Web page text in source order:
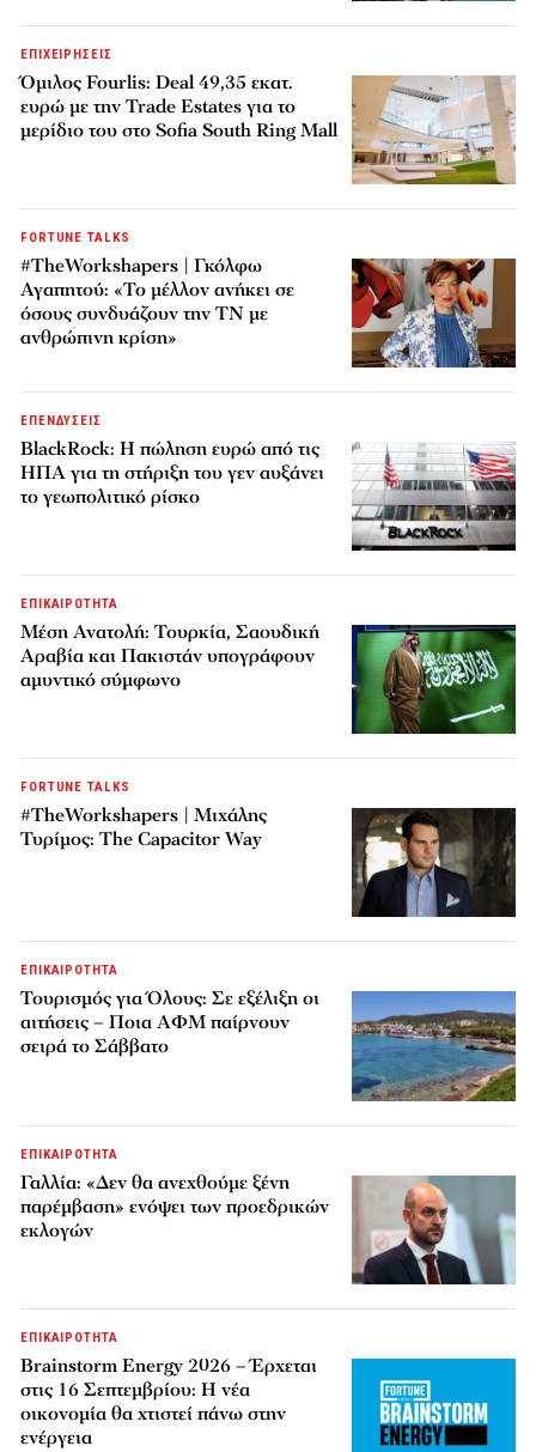
ΕΠΙΧΕΙΡΗΣΕΙΣ
Όμιλος Fourlis: Deal 49,35 εκατ.
ευρώ με την Trade Estates για το
μερίδιο του στο Sofia South Ring Mall
FORTUNE TALKS
#TheWorkshapers | Γκόλφω
Αγαπητού: «Το μέλλον ανήκει σε
όσους συνδυάζουν την ΤΝ με
ανθρώπινη κρίση»
ΕΠΕΝΔΥΣΕΙΣ
BlackRock: Η πώληση ευρώ από τις
ΗΠΑ για τη στήριξη του γεν αυξάνει
το γεωπολιτικό ρίσκο
ΕΠΙΚΑΙΡΟΤΗΤΑ
Μέση Ανατολή: Τουρκία, Σαουδική
Αραβία και Πακιστάν υπογράφουν
αμυντικό σύμφωνο
FORTUNE TALKS
#TheWorkshapers | Μιχάλης
Τυρίμος: The Capacitor Way
ΕΠΙΚΑΙΡΟΤΗΤΑ
Τουρισμός για Όλους: Σε εξέλιξη οι
αιτήσεις – Ποια ΑΦΜ παίρνουν
σειρά το Σάββατο
ΕΠΙΚΑΙΡΟΤΗΤΑ
Γαλλία: «Δεν θα ανεχθούμε ξένη
παρέμβαση» ενόψει των προεδρικών
εκλογών
ΕΠΙΚΑΙΡΟΤΗΤΑ
Brainstorm Energy 2026 – Έρχεται
στις 16 Σεπτεμβρίου: Η νέα
οικονομία θα χτιστεί πάνω στην
ενέργεια